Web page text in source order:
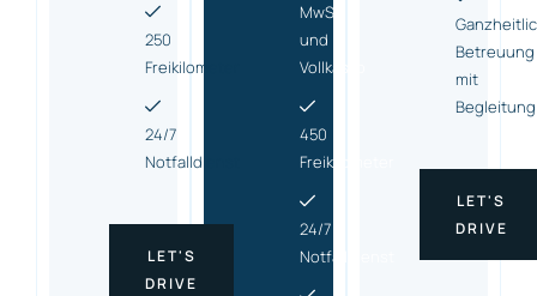
250
Freikilometer
24/7
Notfalldienst
LET'S
DRIVE
MwSt.
und
Vollkasko
450
Freikilometer
24/7
Notfalldienst
Betreuung
mit
Begleitung
LET'S
DRIVE